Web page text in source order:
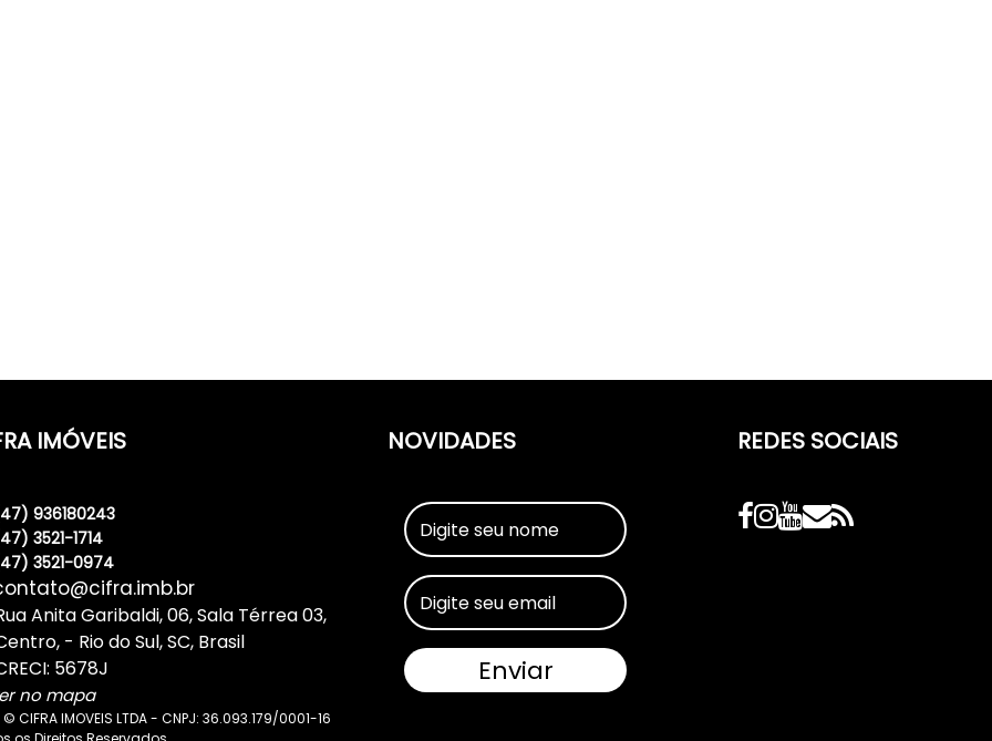
IMÓVEIS
936180243
3521-1714
3521-0974
Anita Garibaldi,06,Sala Térrea 03,
, Rio do Sul,SC, Brasil
5678J
no mapa
CIFRA IMOVEIS LTDA - CNPJ: 36.093.179/0001-16
NOVIDADES REDES SOCIAIS